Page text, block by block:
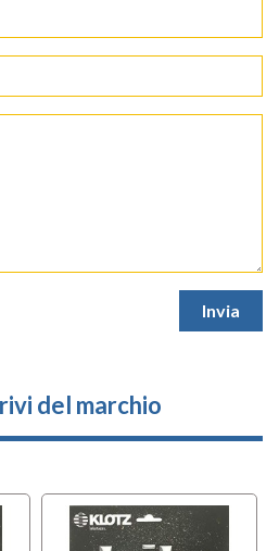
del marchio